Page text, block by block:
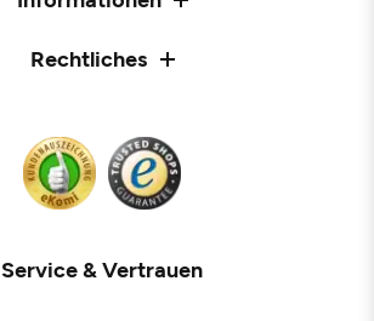
Rechtliches
Service & Vertrauen